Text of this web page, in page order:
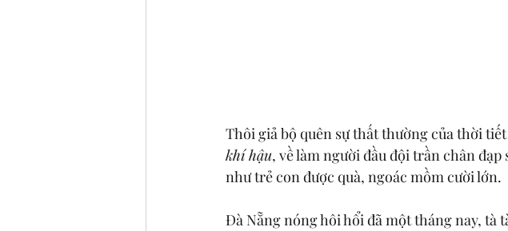
Thôi giả bộ quên sự thất thường của thời
khí hậu, về làm người đầu đội trần chân
như trẻ con được quà, ngoác mồm cười lớn.
Đà Nẵng nóng hôi hổi đã một tháng nay, tà